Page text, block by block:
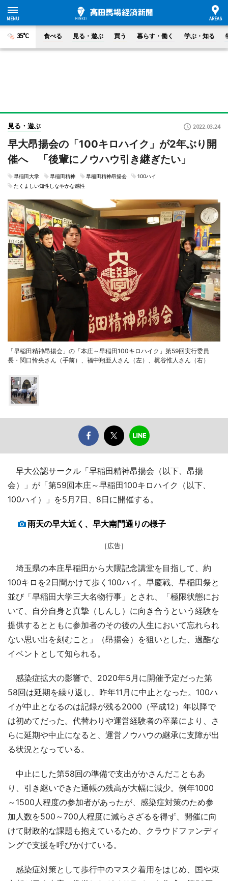
35°C 食べる 見る・遊ぶ 買う 暮らす・働く 学ぶ・知る
見る・遊ぶ 2022.03.24
早大昂揚会の「100キロハイク」が2年ぶり開
催へ 「後輩にノウハウ引き継ぎたい」
早稲田大学 早稲田精神 早稲田精神昂揚会
100ハイ
たくましい知性しなやかな感性
「早稲田精神昂揚会」の「本庄～早稲田100キロハイク」第59回実行委員
長・関口怜央さん（手前）、福中翔亜人さん（左）、梶谷惟人さん（右）
早大公認サークル「早稲田精神昂揚会（以下、昂揚
会）」が「第59回本庄～早稲田100キロハイク（以下、
100ハイ）」を5月7日、8日に開催する。
雨天の早大近く、早大南門通りの様子
［広告］
埼玉県の本庄早稲田から大隈記念講堂を目指して、約
100キロを2日間かけて歩く100ハイ。早慶戦、早稲田祭と
並び「早稲田大学三大名物行事」とされ、「極限状態にお
いて、自分自身と真摯（しんし）に向き合うという経験を
提供するとともに参加者のその後の人生において忘れられ
ない思い出を刻むこと」（昂揚会）を狙いとした、過酷な
イベントとして知られる。
感染症拡大の影響で、2020年5月に開催予定だった第
58回は延期を繰り返し、昨年11月に中止となった。100ハ
イが中止となるのは記録が残る2000（平成12）年以降で
は初めてだった。代替わりや運営経験者の卒業により、さ
らに延期や中止になると、運営ノウハウの継承に支障が出
る状況となっている。
中止にした第58回の準備で支出がかさんだこともあ
り、引き継いできた通帳の残高が大幅に減少。例年1000
～1500人程度の参加者があったが、感染症対策のため参
加人数を500～700人程度に減らさざるを得ず、開催に向
けて財政的な課題も抱えているため、クラウドファンディ
ングで支援を呼びかけている。
感染症対策として歩行中のマスク着用をはじめ、国や東